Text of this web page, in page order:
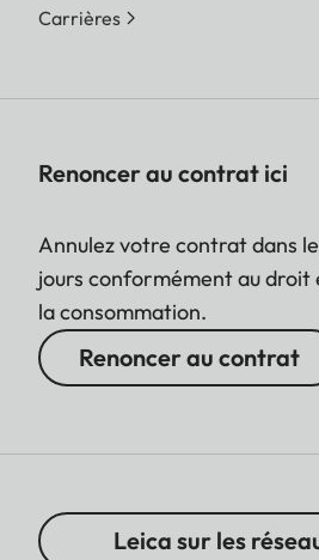
Carrières
Renoncer au contrat ici
Annulez votre contrat dans
jours conformément au droit
la consommation.
Renoncer au contrat
Leica sur les